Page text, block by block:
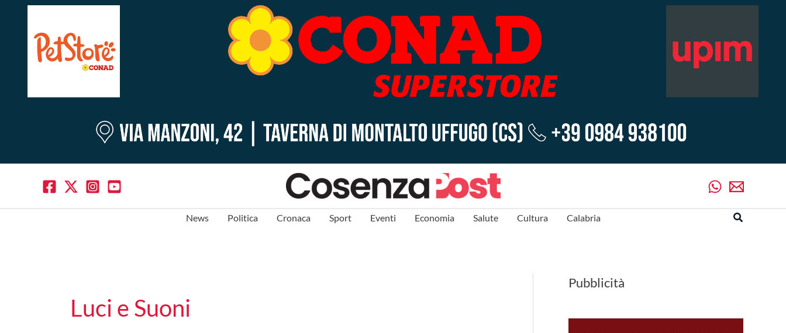
News Politica Cronaca Sport Eventi Economia Salute Cultura Calabria Cerca
Luci e Suoni
Pubblicità